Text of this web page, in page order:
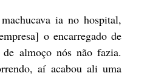
ia no hospital,
o encarregado de
almoço nós não fazia.
aí acabou ali uma